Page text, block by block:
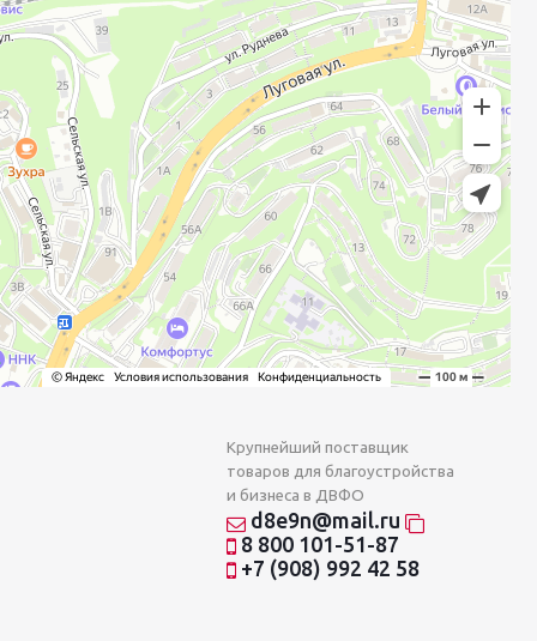
Крупнейший поставщик
товаров для благоустройства
и бизнеса в ДВФО
d8e9n@mail.ru
8 800 101-51-87
+7 (908) 992 42 58